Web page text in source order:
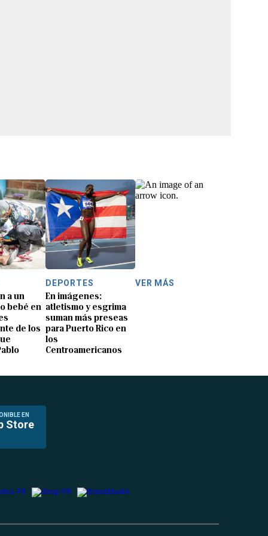
a un
bebé en
de los
DEPORTES
En imágenes:
atletismo y esgrima
suman más preseas
para Puerto Rico en
los
Centroamericanos
VER MÁS
EN
Store